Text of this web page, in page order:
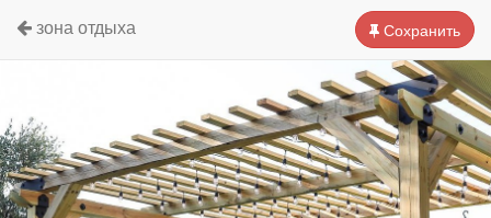
Сохранить
зона отдыха